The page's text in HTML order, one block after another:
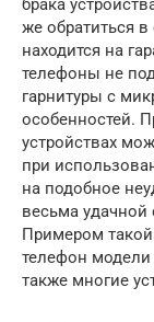
брака
же обратиться
находится на
телефоны не
гарнитуры с
особенностей.
устройствах
при
на подобное
весьма удачной
Примером
телефон модели
также многие